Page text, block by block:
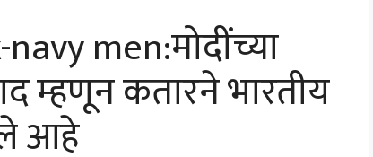
men:मोदींच्या
म्हणून कतारने भारतीय
आहे